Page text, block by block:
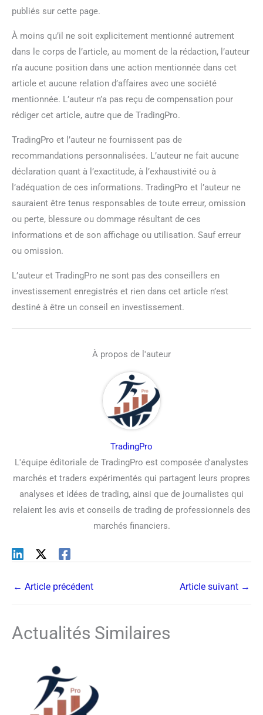
publiés sur cette page.
À moins qu’il ne soit explicitement mentionné autrement
dans le corps de l’article, au moment de la rédaction, l’auteur
n’a aucune position dans une action mentionnée dans cet
article et aucune relation d’affaires avec une société
mentionnée. L’auteur n’a pas reçu de compensation pour
rédiger cet article, autre que de TradingPro.
TradingPro et l’auteur ne fournissent pas de
recommandations personnalisées. L’auteur ne fait aucune
déclaration quant à l’exactitude, à l’exhaustivité ou à
l’adéquation de ces informations. TradingPro et l’auteur ne
sauraient être tenus responsables de toute erreur, omission
ou perte, blessure ou dommage résultant de ces
informations et de son affichage ou utilisation. Sauf erreur
ou omission.
L’auteur et TradingPro ne sont pas des conseillers en
investissement enregistrés et rien dans cet article n’est
destiné à être un conseil en investissement.
À propos de l'auteur
TradingPro
L'équipe éditoriale de TradingPro est composée d'analystes
marchés et traders expérimentés qui partagent leurs propres
analyses et idées de trading, ainsi que de journalistes qui
relaient les avis et conseils de trading de professionnels des
marchés financiers.
← Article précédent Article suivant →
Actualités Similaires